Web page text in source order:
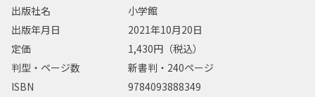
出版社名
小学館
出版年月日
2021年10月20日
定価
1,430円（税込）
判型・ページ数
新書判・240ページ
ISBN
9784093888349